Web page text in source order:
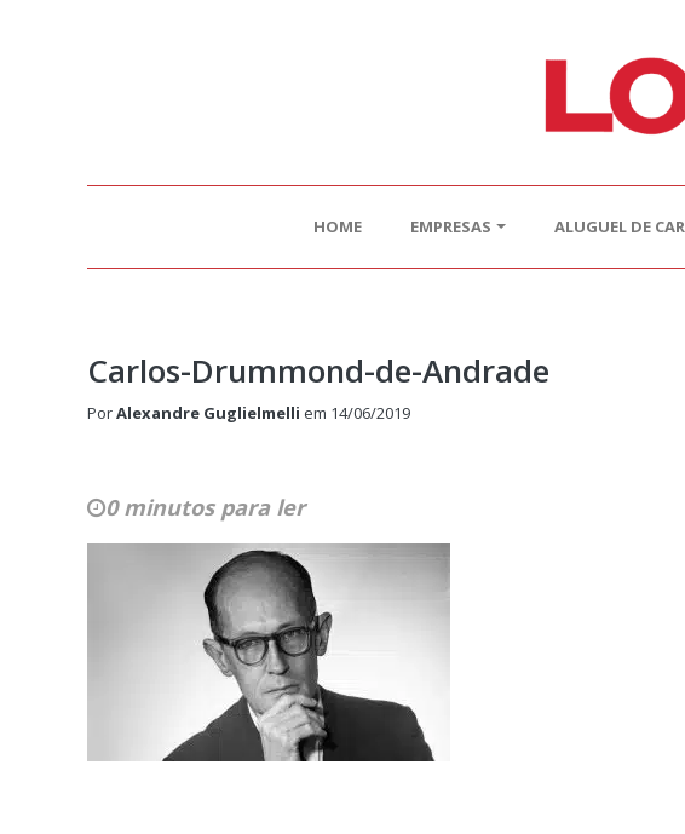
HOME EMPRESAS ALUGUEL DE
Carlos-Drummond-de-Andrade
PorAlexandre Guglielmelli em 14/06/2019
0 minutos para ler